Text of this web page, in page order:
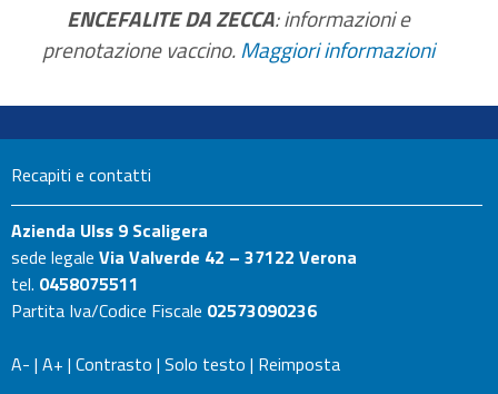
ENCEFALITE DA ZECCA: informazioni e
prenotazione vaccino.Maggiori informazioni
Recapiti e contatti
Azienda Ulss 9 Scaligera
sede legale Via Valverde 42 – 37122 Verona
tel. 0458075511
Partita Iva/Codice Fiscale 02573090236
A- | A+ | Contrasto | Solo testo | Reimposta